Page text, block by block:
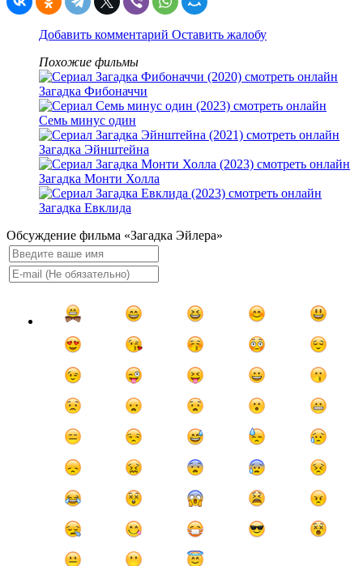
Добавить комментарий Оставить жалобу
Похожие фильмы
Загадка Фибоначчи
Семь минус один
Загадка Эйнштейна
Загадка Монти Холла
Загадка Евклида
Обсуждение фильма «Загадка Эйлера»